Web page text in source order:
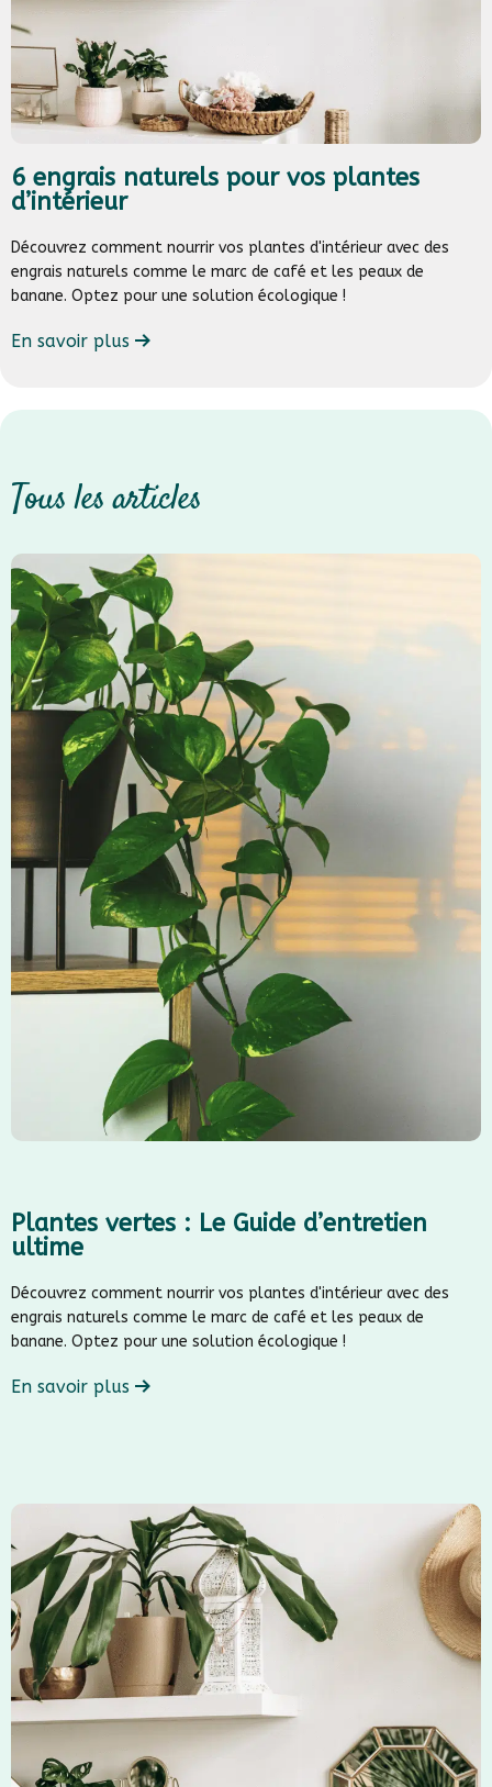
6 engrais naturels pour vos plantes
d’intérieur
Découvrez comment nourrir vos plantes d'intérieur avec des
engrais naturels comme le marc de café et les peaux de
banane. Optez pour une solution écologique !
En savoir plus
Tous les articles
Plantes vertes : Le Guide d’entretien
ultime
Découvrez comment nourrir vos plantes d'intérieur avec des
engrais naturels comme le marc de café et les peaux de
banane. Optez pour une solution écologique !
En savoir plus